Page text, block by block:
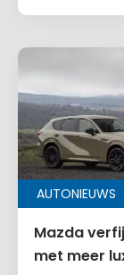
AUTONIEUWS
Mazda
met meer